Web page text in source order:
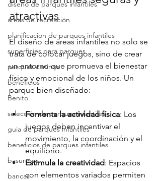
diseño de parques infantiles
areas de recreación
planificacion de parques infantiles
superficies para parques
parques caninos
beneficios
Benito
selección de parques infantiles
guia de parques infantiles
beneficios de parques infantiles
basureros
bancas
atractivas
El diseño de áreas infantiles no solo se
trata de colocar juegos, sino de crear
un entorno que promueva el bienestar
físico y emocional de los niños. Un
parque bien diseñado:
Fomenta la actividad física: Los
juegos deben incentivar el
movimiento, la coordinación y el
equilibrio.
Estimula la creatividad: Espacios
con elementos variados permiten